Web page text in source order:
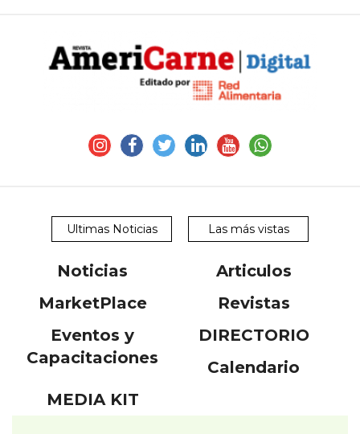
Ultimas Noticias Las más vistas
Noticias
Articulos
MarketPlace
Revistas
Eventos y
Capacitaciones
DIRECTORIO
Calendario
MEDIA KIT